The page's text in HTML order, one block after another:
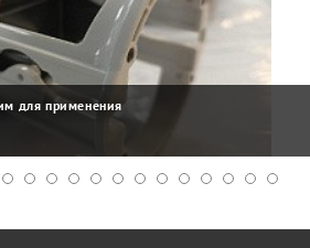
для применения